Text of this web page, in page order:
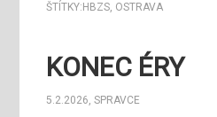
ŠTÍTKY: HBZS, OSTRAVA
KONEC ÉRY
5.2.2026,SPRAVCE